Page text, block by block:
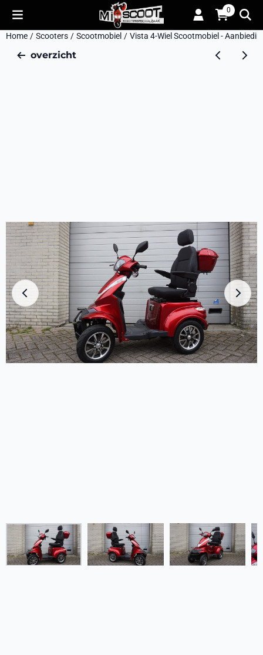
Cookievoorkeuren zijn momenteel gesloten. 0
Home / Scooters / Scootmobiel / Vista 4-Wiel Scootmobiel -
overzicht